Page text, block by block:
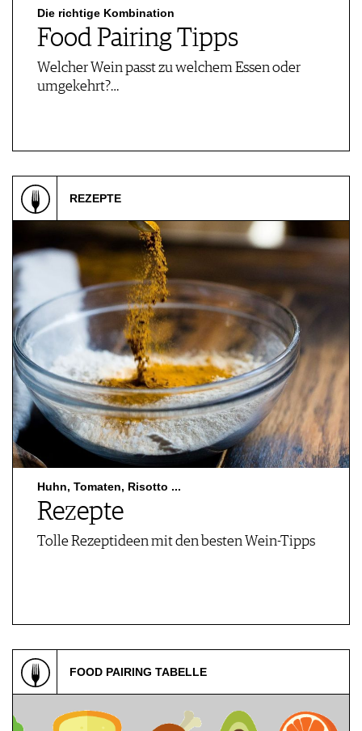
AVANTAGES
GUIDE MILLÉSIMES
RECHERCHE VINS
NEWSLETTER
PUBLICITÉ
PRESSE
MENTIONS LÉGALES
CGV & PROTECTION DES
DONNÉES
Die richtige Kombination
Food Pairing Tipps
Welcher Wein passt zu welchem Essen oder
umgekehrt?…
REZEPTE
Huhn, Tomaten, Risotto ...
Rezepte
Tolle Rezeptideen mit den besten Wein-Tipps
FOOD PAIRING TABELLE